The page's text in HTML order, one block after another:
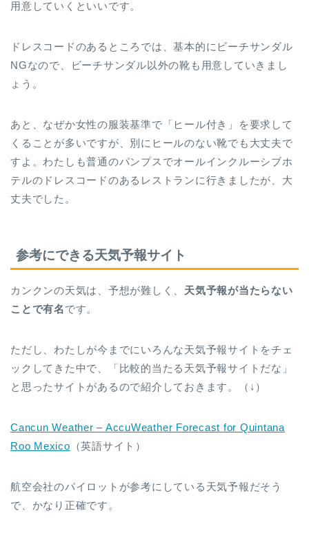
用意していくといいです。
ドレスコードのあるところでは、基本的にビーチサンダル
NGなので、ビーチサンダル以外の靴も用意していきまし
ょう。
あと、なぜか女性の服装基準で「ヒール付き」を要求して
くることが多いですが、別にヒールのない靴でも大丈夫で
すよ。わたしも普通のパンプスでオールインクルーシブホ
テルのドレスコードのあるレストランに行きましたが、大
丈夫でした。
参考にできる天気予報サイト
カンクンの天気は、予想が難しく、 天気予報が当たらない
ことで有名です。
ただし、わたしが今までにいろんな天気予報サイトをチェ
ックしてきた中で、「比較的当たる天気予報サイトだな」
と思ったサイトがあるので紹介しておきます。（↓）
Cancun Weather – AccuWeather Forecast for Quintana
Roo Mexico （英語サイト）
航空会社のパイロットが参考にしている天気予報だそう
で、かなり正確です。